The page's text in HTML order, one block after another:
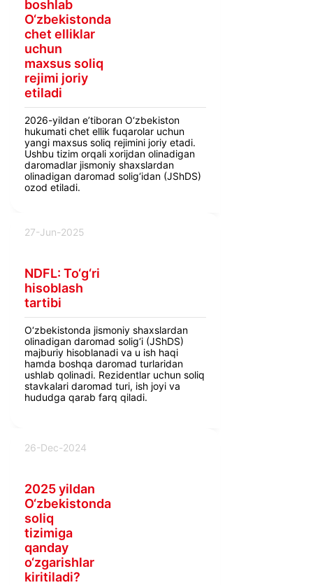
boshlab
O‘zbekistonda
chet elliklar
uchun
maxsus soliq
rejimi joriy
etiladi
2026-yildan e’tiboran O‘zbekiston
hukumati chet ellik fuqarolar uchun
yangi maxsus soliq rejimini joriy etadi.
Ushbu tizim orqali xorijdan olinadigan
daromadlar jismoniy shaxslardan
olinadigan daromad solig‘idan (JShDS)
ozod etiladi.
27-Jun-2025
NDFL: To‘g‘ri
hisoblash
tartibi
O‘zbekistonda jismoniy shaxslardan
olinadigan daromad solig‘i (JShDS)
majburiy hisoblanadi va u ish haqi
hamda boshqa daromad turlaridan
ushlab qolinadi. Rezidentlar uchun soliq
stavkalari daromad turi, ish joyi va
hududga qarab farq qiladi.
26-Dec-2024
2025 yildan
O‘zbekistonda
soliq
tizimiga
qanday
o‘zgarishlar
kiritiladi?